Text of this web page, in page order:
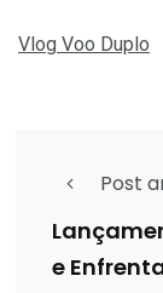
Vlog Voo Duplo
Post
e